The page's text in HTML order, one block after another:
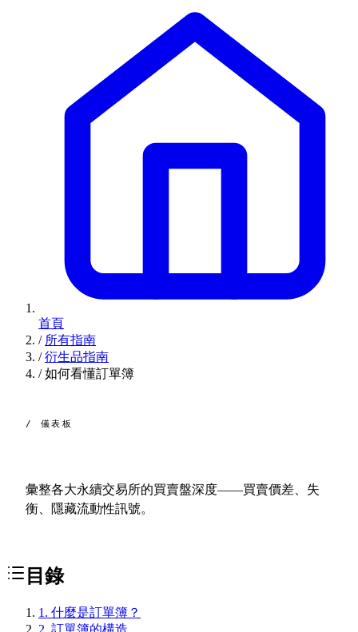
首頁
/ 所有指南
/ 衍生品指南
/ 如何看懂訂單簿
/ 儀表板
彙整各大永續交易所的買賣盤深度——買賣價差、失
衡、隱藏流動性訊號。
目錄
1 . 什麼是訂單簿？
2. 訂單簿的構造